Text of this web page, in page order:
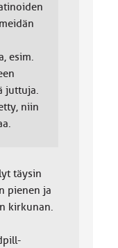
esim.
juttuja.
niin
täysin
pienen ja
kirkunan.